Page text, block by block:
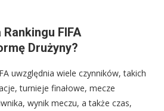
FIFA
Drużyny?
uwzględnia wiele czynników, takich
turnieje finałowe, mecze
wynik meczu, a także czas,